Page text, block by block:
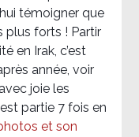
témoigner que
plus forts ! Partir
en Irak, c’est
année, voir
joie les
partie 7 fois en
et son